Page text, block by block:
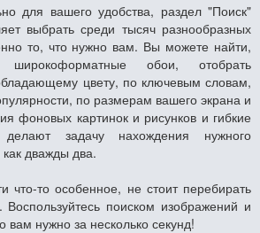
для вашего удобства, раздел "Поиск"
выбрать среди тысяч разнообразных
то, что нужно вам. Вы можете найти,
широкоформатные обои, отобрать
цвету, по ключевым словам,
по размерам вашего экрана и
фоновых картинок и рисунков и гибкие
задачу нахождения нужного
дважды два.
что-то особенное, не стоит перебирать
Воспользуйтесь поиском изображений и
вам нужно за несколько секунд!